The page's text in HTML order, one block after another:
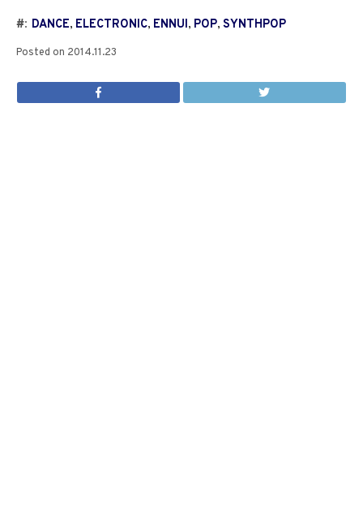
#: DANCE, ELECTRONIC, ENNUI, POP, SYNTHPOP
Posted on 2014.11.23